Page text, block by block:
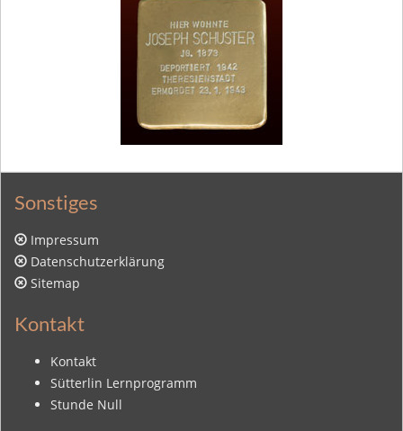
Sonstiges
Impressum
Datenschutzerklärung
Sitemap
Kontakt
Kontakt
Sütterlin Lernprogramm
Stunde Null